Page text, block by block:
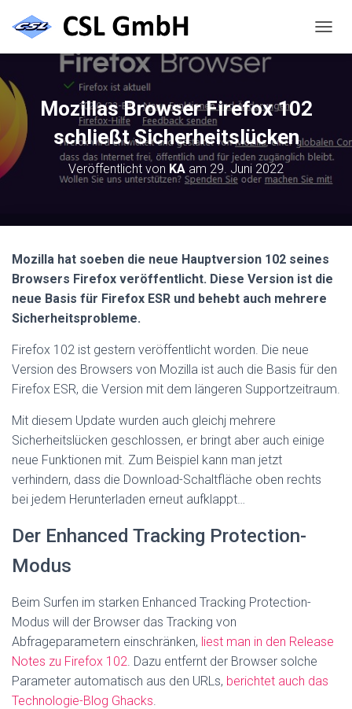
A
I
O
N
A
L
Mozillas Browser Firefox 102
schließt Sicherheitslücken
Veröffentlicht von KA am 29. Juni 2022
Mozilla hat soeben die neue Hauptversion 102 seines
Browsers Firefox veröffentlicht. Diese Version ist die
neue Basis für Firefox ESR und behebt auch mehrere
Sicherheitsprobleme.
Firefox 102 ist gestern veröffentlicht worden. Die neue
Version des Browsers von Mozilla ist auch die Basis für den
Firefox ESR, die Version mit dem längeren Supportzeitraum.
Mit diesem Update wurden auch gleichj mehrere
Sicherheitslücken geschlossen, er bringt aber auch einige
neue Funktionen mit. Zum Beispiel kann man jetzt
verhindern, dass die Download-Schaltfläche oben rechts
bei jedem Herunterladen erneut aufklappt…
Der Enhanced Tracking Protection-
Modus
Beim Surfen im starken Enhanced Tracking Protection-
Modus will der Browser das Tracking von
Abfrageparametern einschränken, liest man in den Release
Notes zu Firefox 102. Dazu entfernt der Browser solche
Parameter automatisch aus den URLs, berichtet auch das
Technologie-Blog Ghacks.